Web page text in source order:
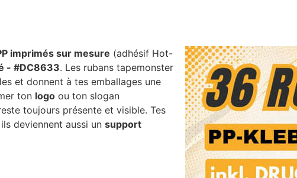
imprimés sur mesure (adhésif Hot-
- #DC8633. Les rubans tapemonster
et donnent à tes emballages une
ton logo ou ton slogan
toujours présente et visible. Tes
deviennent aussi un support